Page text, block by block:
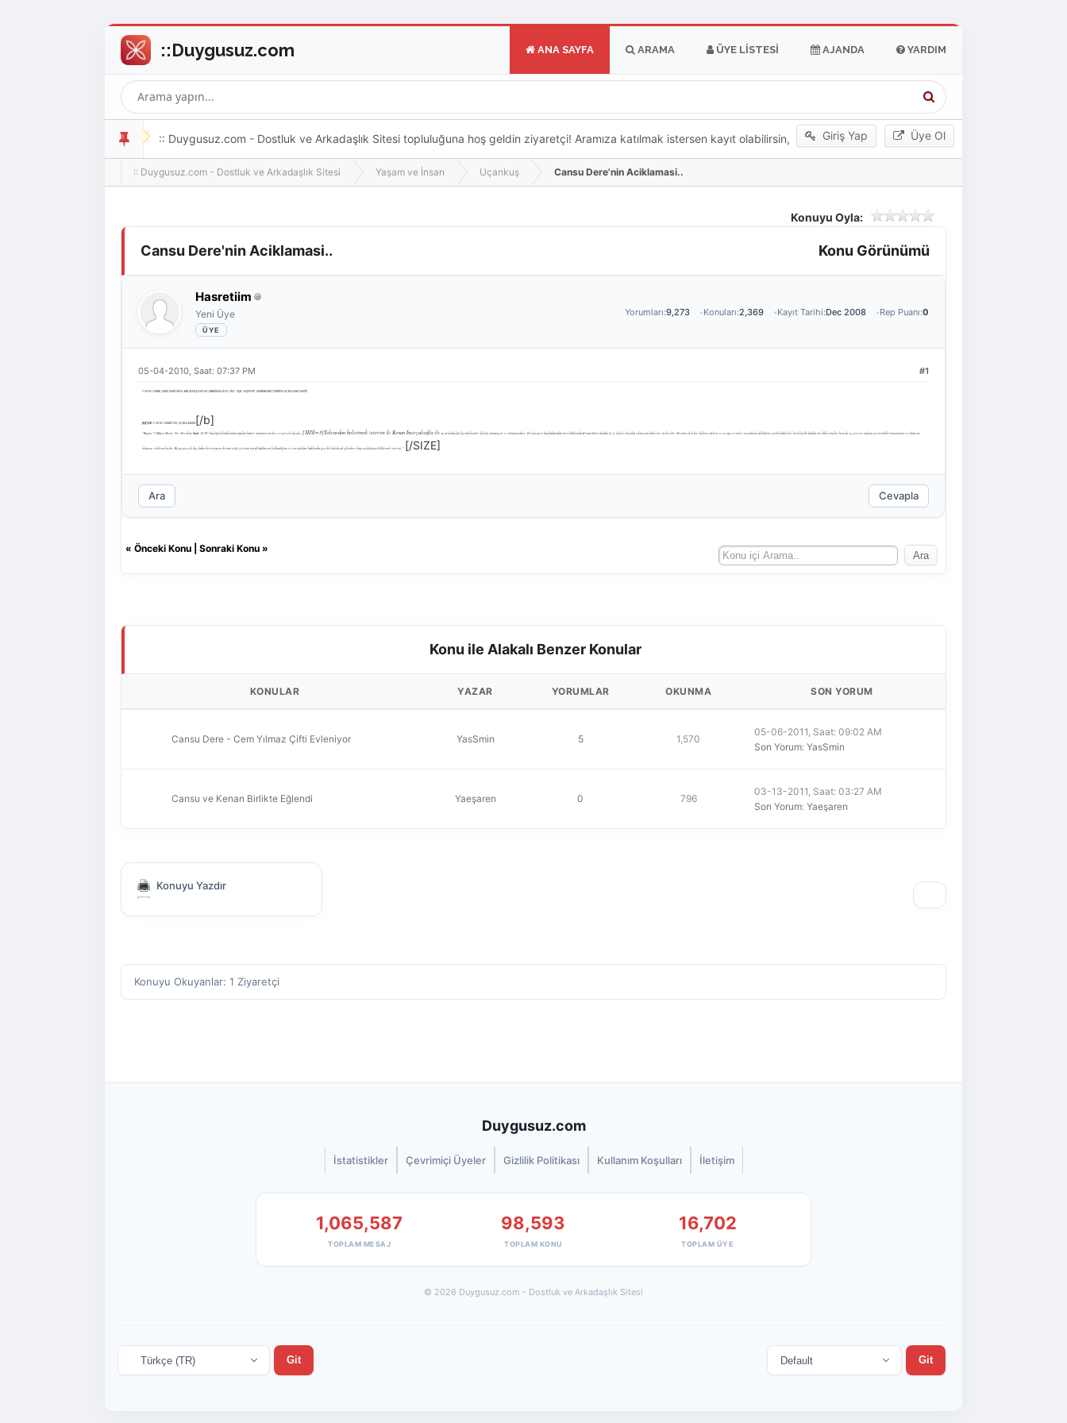
ANA SAYFA ARAMA ÜYE LISTESI AJANDA YARDIM
Giriş Yap Üye Ol
:: Duygusuz.com - Dostluk ve Arkadaşlık Sitesi topluluğuna hoş geldin ziyaretçi! Aramıza katılmak istersen kayıt olabilirsin,
oldukça kolay ve zahmetsizdir.
:: Duygusuz.com - Dostluk ve Arkadaşlık Sitesi Yaşam ve İnsan Uçankuş Cansu Dere'nin Aciklamasi..
Konuyu Oyla:
Konu Görünümü
Cansu Dere'nin Aciklamasi..
Hasretiim
Yeni Üye Yorumları:9,273 Konuları:2,369 Kayıt Tarihi:Dec 2008 Rep Puanı:0
#1
05-04-2010, Saat: 07:37 PM
CANSU DERE, EZEL’DEKİ ROL ARKADAŞI KENAN İMİRZALIOÄžLU İLE “AŞK YAŞIYOR” HABERLERİ ÜZERİNE AÇIKLAMA YAPTI!...
[b]İŞTE CANSU DERE’NİN AÇIKLAMASI[/b]
“Bugün "2 Mayıs Pazar: Yer: Erenköy Saat: 16.30" başlığıyla hakkımda yapılan haber tamamen asılsız ve gerçek dışıdır. [SIZE=3]Tekrardan belirtmek isterim ki Kenan İmirzalıoğlu ile iş arkadaşlığı dışında hiçbir ilişkim olmamıştır ve olmayacaktır. Ezel projesi başladığından beri hakkımda Kenan İmirzalıoğlu ile iş ilişkisi dışında çıkan tüm haberler asılsızdır. Devam eden bir ilişkim varken ve cevap vermek zorunda bırakıldığım için bu haberler hem kişilik haklarımı ihlal etmekte hem de iş çevresi toplum içerisindeki konumumu ve itibarımı
olumsuz etkilemektedir. Bu tip gerçek dışı haberlerin yayını devam ettiği için tüm yasal haklarımı kullandığımı ve sorumlular hakkında gerekli hukuksal işlemlere başvurduğumu bildirmek isterim.” [/SIZE]
Ara Cevapla
« Önceki Konu Sonraki Konu »
Konu ile Alakalı Benzer Konular
KONULAR YAZAR YORUMLAR OKUNMA SON YORUM
Cansu Dere - Cem Yılmaz Çifti Evleniyor YasSmin 5 1,570
05-06-2011, Saat: 09:02 AM
Son Yorum: YasSmin
Cansu ve Kenan Birlikte Eğlendi Yaeşaren 0 796
03-13-2011, Saat: 03:27 AM
Son Yorum: Yaeşaren
Konuyu Yazdır
Konuyu Okuyanlar: 1 Ziyaretçi
Duygusuz.com
İstatistikler Çevrimiçi Üyeler Gizlilik Politikası Kullanım Koşulları İletişim
1,065,587
TOPLAM MESAJ
98,593
TOPLAM KONU
16,702
TOPLAM ÜYE
© 2026 Duygusuz.com - Dostluk ve Arkadaşlık Sitesi